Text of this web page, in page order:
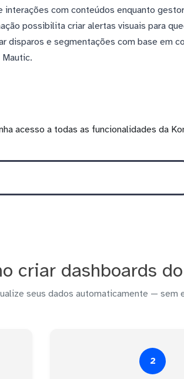
interações com conteúdos enquanto
possibilita criar alertas visuais para
disparos e segmentações com base em
acesso a todas as funcionalidades da
criar dashboards
seus dados automaticamente — sem
2